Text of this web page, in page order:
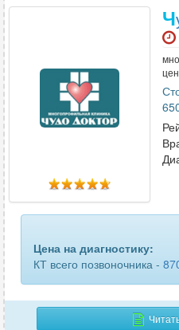
мягких тканей шеи
надпочечников
органов грудной клетки
органов малого таза
печени
пищевода
Ч
Цена на диагностику:
КТ всего позвоночника -